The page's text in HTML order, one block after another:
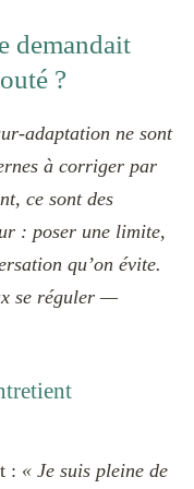
demandait
?
adaptation ne sont
à corriger par
ce sont des
: poser une limite,
qu’on évite.
se réguler —
: « Je suis pleine de